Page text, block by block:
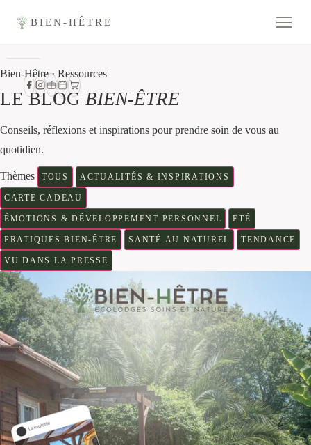
BIEN-HÊTRE
Bien-Hêtre · Ressources
LE BLOG BIEN-ÊTRE
Conseils, réflexions et inspirations pour prendre soin de vous au
quotidien.
Thèmes TOUS ACTUALITÉS & INSPIRATIONS
CARTE CADEAU
ÉMOTIONS & DÉVELOPPEMENT PERSONNEL ETÉ
PRATIQUES BIEN-ÊTRE SANTÉ AU NATUREL TENDANCE
VU DANS LA PRESSE